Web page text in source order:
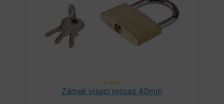
3 dny
Zámek visací mosaz 40mm